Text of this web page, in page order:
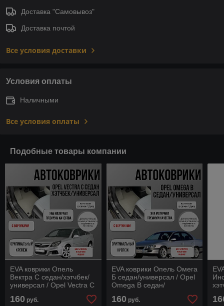
Доставка "Самовывоз"
Доставка почтой
Все условия доставки
Условия оплаты
Наличными
Все условия оплаты
Подобные товары компании
EVA коврики Опель
Вектра С седан/хэтчбек/
универсал / Opel Vectra С
седан/хэтчбек/универсал
"С бортиками"
160 руб.
EVA коврики Опель Омега
Б седан/универсал / Opel
Omega B седан/
универсал "С бортиками"
160руб.